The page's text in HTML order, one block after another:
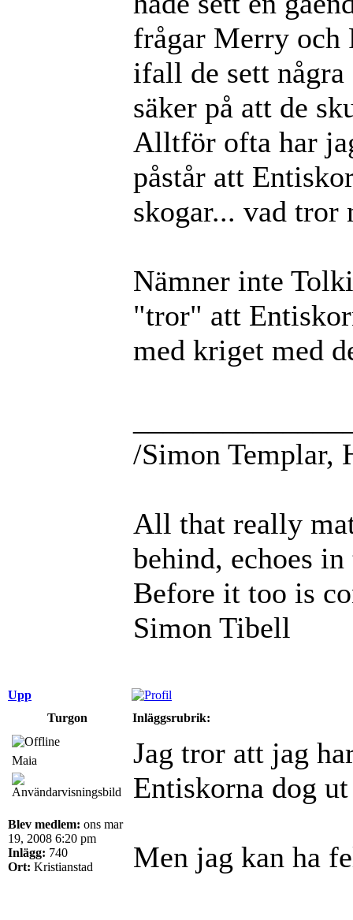
frågar Merry och
ifall de sett
säker på att de
Alltför ofta har
påstår att
skogar... vad tror
Nämner inte
"tror" att
med kriget med
/Simon Templar,
All that really
behind, echoes
Before it too is
Simon Tibell
Upp
Turgon
Inläggsrubrik:
Maia
Blev medlem: ons mar
19, 2008 6:20 pm
Inlägg: 740
Ort: Kristianstad
Jag tror att jag
Entiskorna dog
Men jag kan ha